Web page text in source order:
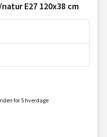
E27 120x38 cm
for 5 hverdage